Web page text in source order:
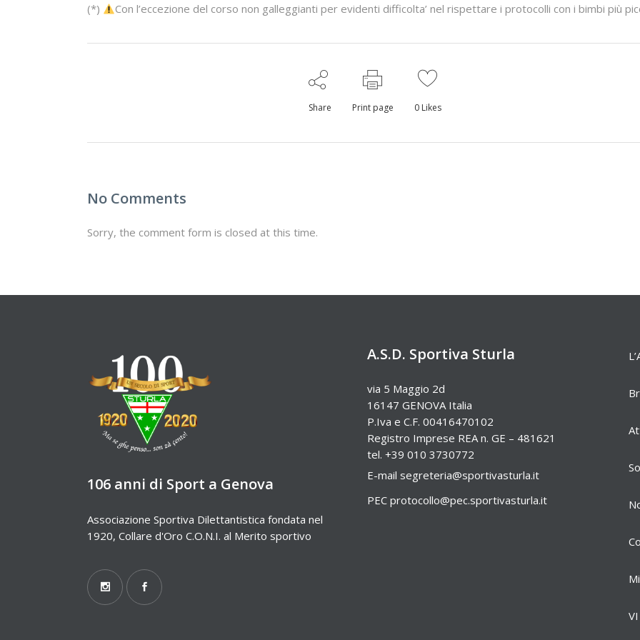
(*) Con l’eccezione del corso non galleggianti per evidenti difficolta’ nel rispettare i protocolli con i bimbi più
Share Print page 0Likes
No Comments
Sorry, the comment form is closed at this time.
106 anni di Sport a Genova
Associazione Sportiva Dilettantistica fondata nel
1920, Collare d'Oro C.O.N.I. al Merito sportivo
A.S.D. Sportiva Sturla
via 5 Maggio 2d
16147 GENOVA Italia
P.Iva e C.F. 00416470102
Registro Imprese REA n. GE – 481621
tel. +39 010 3730772
E-mail segreteria@sportivasturla.it
PEC protocollo@pec.sportivasturla.it